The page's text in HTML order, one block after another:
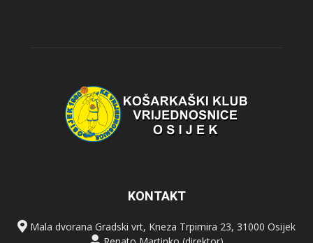
KONTAKT
Mala dvorana Gradski vrt, Kneza Trpimira 23, 31000 Osijek